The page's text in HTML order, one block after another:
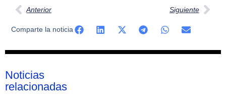
Anterior Siguiente
Comparte la noticia
Noticias
relacionadas